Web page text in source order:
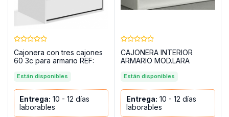
Cajonera con tres cajones
60 3c para armario REF:
Están disponibles
Entrega: 10 - 12 días
laborables
CAJONERA INTERIOR
ARMARIO MOD.LARA
Están disponibles
Entrega: 10 - 12 días
laborables